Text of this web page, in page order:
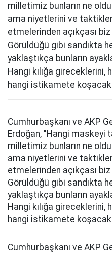
milletimiz bunların ne
ama niyetlerini ve
etmelerinden açıkçası
Görüldüğü gibi sandıkta
yaklaştıkça bunların
Hangi kılığa gireceklerini,
hangi istikamete
Cumhurbaşkanı ve AKP
Erdoğan, "Hangi maskeyi
milletimiz bunların ne
ama niyetlerini ve
etmelerinden açıkçası
Görüldüğü gibi sandıkta
yaklaştıkça bunların
Hangi kılığa gireceklerini,
hangi istikamete
Cumhurbaşkanı ve AKP